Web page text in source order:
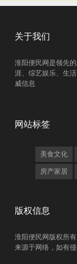
关于我们
淮阳便民网是领先
涯、综艺娱乐、生
威信息
网站标签
美食文化
房产家居
版权信息
淮阳便民网版权所
来源于网络，如有